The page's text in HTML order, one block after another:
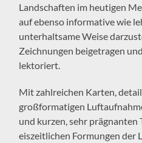
Landschaften im heutigen
auf ebenso informative wie
unterhaltsame Weise
Zeichnungen beigetragen
lektoriert.
Mit zahlreichen Karten,
großformatigen
und kurzen, sehr prägnanten
eiszeitlichen Formungen der